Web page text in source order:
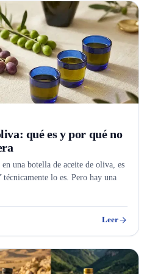
qué es y por qué no
una botella de aceite de oliva, es
lo es. Pero hay una
Leer